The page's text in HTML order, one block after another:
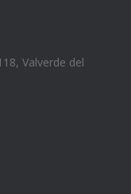
Valverde del